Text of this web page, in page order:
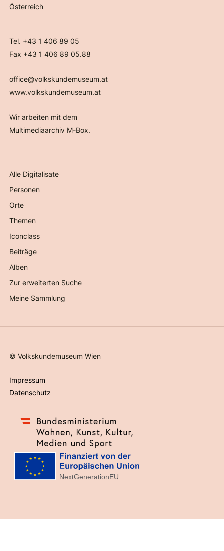
Österreich
Tel. +43 1 406 89 05
Fax +43 1 406 89 05.88
office@volkskundemuseum.at
www.volkskundemuseum.at
Wir arbeiten mit dem
Multimediaarchiv M-Box.
Alle Digitalisate
Personen
Orte
Themen
Iconclass
Beiträge
Alben
Zur erweiterten Suche
Meine Sammlung
©Volkskundemuseum Wien
Impressum
Datenschutz